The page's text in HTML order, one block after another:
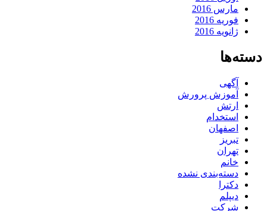
مارس 2016
فوریه 2016
ژانویه 2016
دسته‌ها
آگهی
آموزش پرورش
ارتش
استخدام
اصفهان
تبریز
تهران
خانم
دسته‌بندی نشده
دکترا
دیپلم
شرکت